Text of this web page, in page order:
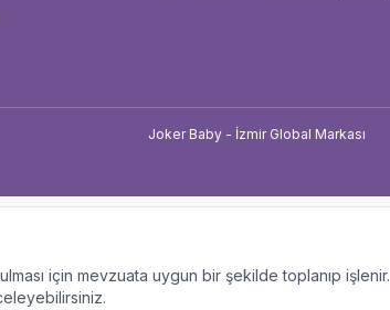
için mevzuata uygun bir şekilde toplanıp işlenir.